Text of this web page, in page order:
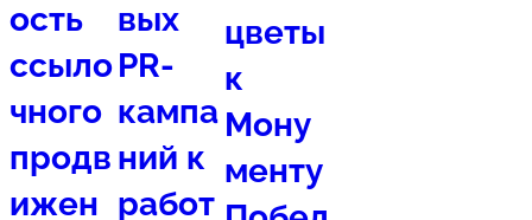
ость
ссыло
чного
продв
ижен
вых
PR-
кампа
ний к
работ
цветы
к
Мону
менту